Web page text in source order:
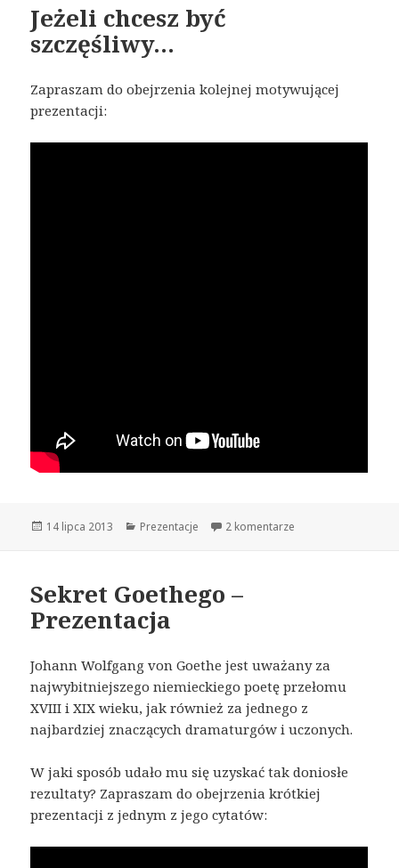
Jeżeli chcesz być
szczęśliwy…
Zapraszam do obejrzenia kolejnej motywującej
prezentacji:
Opublikowano
14 lipca 2013 Kategorie
Prezentacje 2 komentarze
Sekret Goethego –
Prezentacja
Johann Wolfgang von Goethe jest uważany za
najwybitniejszego niemieckiego poetę przełomu
XVIII i XIX wieku, jak również za jednego z
najbardziej znaczących dramaturgów i uczonych.
W jaki sposób udało mu się uzyskać tak doniosłe
rezultaty? Zapraszam do obejrzenia krótkiej
prezentacji z jednym z jego cytatów: